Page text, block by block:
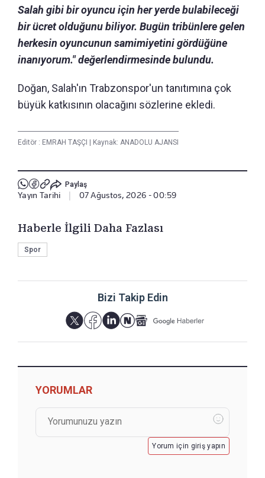
Salah gibi bir oyuncu için her yerde bulabileceği
bir ücret olduğunu biliyor. Bugün tribünlere gelen
herkesin oyuncunun samimiyetini gördüğüne
inanıyorum." değerlendirmesinde bulundu.
Doğan, Salah'ın Trabzonspor'un tanıtımına çok
büyük katkısının olacağını sözlerine ekledi.
Editör : EMRAH TAŞÇI Kaynak: ANADOLU AJANSI
Paylaş
Yayın Tarihi 07 Ağustos, 2026 - 00:59
Haberle İlgili Daha Fazlası
Spor
Bizi Takip Edin
YORUMLAR
Yorum için giriş yapın